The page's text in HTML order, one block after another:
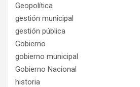
Geopolítica
gestión municipal
gestión pública
Gobierno
gobierno municipal
Gobierno Nacional
historia